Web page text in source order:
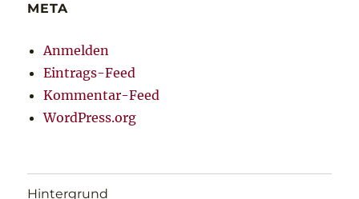
META
Anmelden
Eintrags-Feed
Kommentar-Feed
WordPress.org
Hintergrund